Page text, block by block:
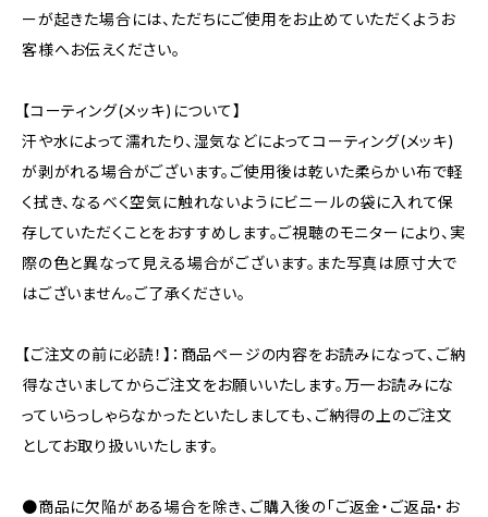
ーが起きた場合には、ただちにご使用をお止めていただくようお
客様へお伝えください。
【コーティング(メッキ)について】
汗や水によって濡れたり、湿気などによってコーティング(メッキ)
が剥がれる場合がございます。ご使用後は乾いた柔らかい布で軽
く拭き、なるべく空気に触れないようにビニールの袋に入れて保
存していただくことをおすすめします。ご視聴のモニターにより、実
際の色と異なって見える場合がございます。また写真は原寸大で
はございません。ご了承ください。
【ご注文の前に必読！】：商品ページの内容をお読みになって、ご納
得なさいましてからご注文をお願いいたします。万一お読みにな
っていらっしゃらなかったといたしましても、ご納得の上のご注文
としてお取り扱いいたします。
●商品に欠陥がある場合を除き、ご購入後の「ご返金・ご返品・お